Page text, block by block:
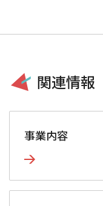
関連情報
事業内容